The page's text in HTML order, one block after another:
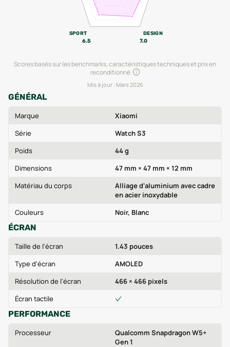
DESIGN
7.0
SPORT
6.5
Scores basés sur les benchmarks, caractéristiques techniques et prix en
reconditionné.
Mis à jour : Mars 2026
GÉNÉRAL
Marque
Xiaomi
Série
Watch S3
Poids
44 g
Dimensions
47 mm × 47 mm × 12 mm
Matériau du corps
Alliage d'aluminium avec cadre
en acier inoxydable
Couleurs
Noir, Blanc
ÉCRAN
Taille de l'écran
1.43 pouces
Type d'écran
AMOLED
Résolution de l'écran
466 × 466 pixels
Écran tactile
PERFORMANCE
Processeur
Qualcomm Snapdragon W5+
Gen 1